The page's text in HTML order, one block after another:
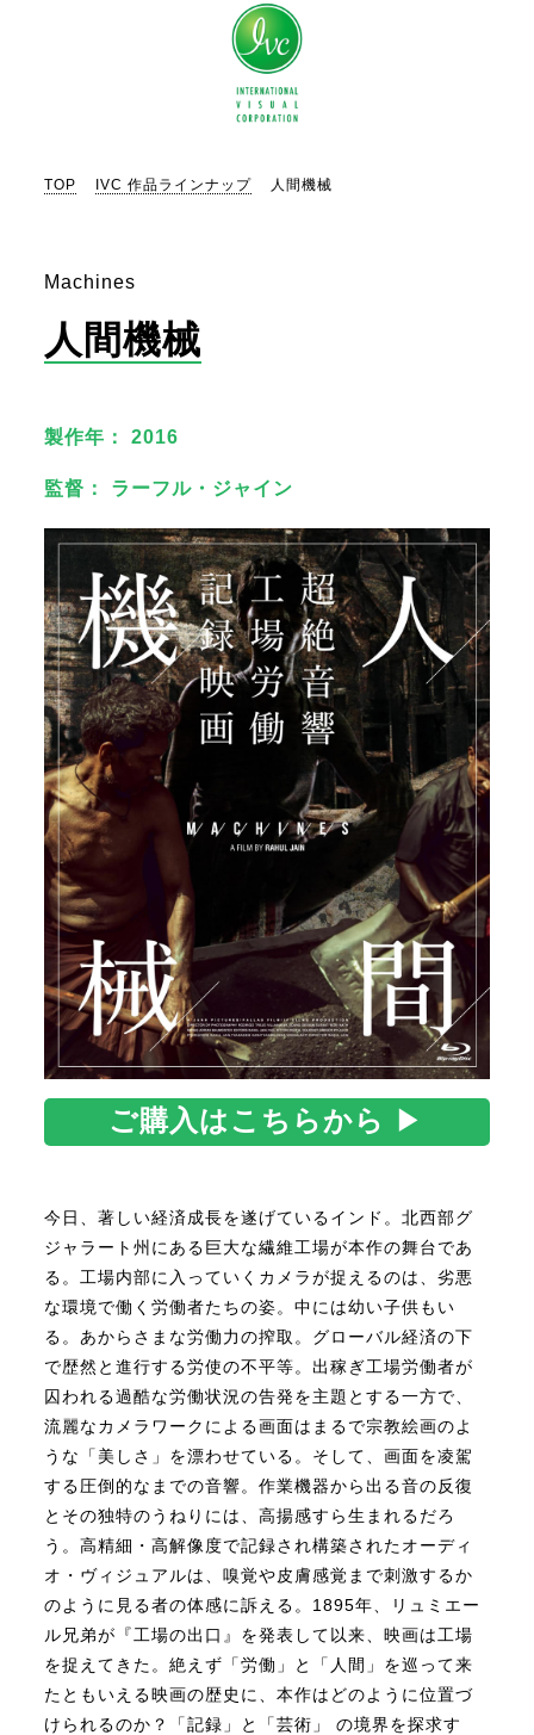
TOP IVC 作品ラインナップ 人間機械
Machines
人間機械
製作年： 2016
監督： ラーフル・ジャイン
ご購入はこちらから ▶
今日、著しい経済成長を遂げているインド。北西部グ
ジャラート州にある巨大な繊維工場が本作の舞台であ
る。工場内部に入っていくカメラが捉えるのは、劣悪
な環境で働く労働者たちの姿。中には幼い子供もい
る。あからさまな労働力の搾取。グローバル経済の下
で歴然と進行する労使の不平等。出稼ぎ工場労働者が
囚われる過酷な労働状況の告発を主題とする一方で、
流麗なカメラワークによる画面はまるで宗教絵画のよ
うな「美しさ」を漂わせている。そして、画面を凌駕
する圧倒的なまでの音響。作業機器から出る音の反復
とその独特のうねりには、高揚感すら生まれるだろ
う。高精細・高解像度で記録され構築されたオーディ
オ・ヴィジュアルは、嗅覚や皮膚感覚まで刺激するか
のように見る者の体感に訴える。1895年、リュミエー
ル兄弟が『工場の出口』を発表して以来、映画は工場
を捉えてきた。絶えず「労働」と「人間」を巡って来
たともいえる映画の歴史に、本作はどのように位置づ
けられるのか？「記録」と「芸術」 の境界を探求す